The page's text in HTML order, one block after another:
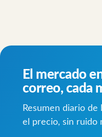
El mercado
correo, cada
Resumen diario
el precio, sin ruido